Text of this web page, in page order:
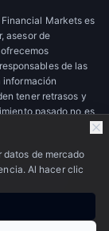
Markets es
asesor de
de las
información
tener retrasos y
pasado no es
derechos
datos de mercado
Al hacer clic